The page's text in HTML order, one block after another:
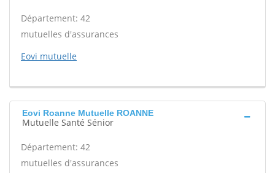
Département: 42
mutuelles d'assurances
Eovi mutuelle
Eovi Roanne Mutuelle ROANNE
Mutuelle Santé Sénior
Département: 42
mutuelles d'assurances